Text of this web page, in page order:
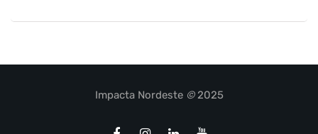
Impacta Nordeste ©2025